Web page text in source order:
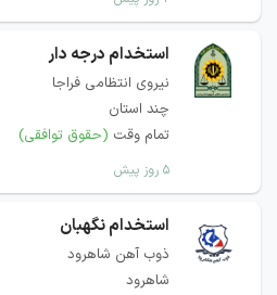
استخدام درجه دار
نیروی انتظامی فراجا
چند استان
تمام وقت (حقوق توافقی)
۵ روز پیش
استخدام نگهبان
ذوب آهن شاهرود
شاهرود